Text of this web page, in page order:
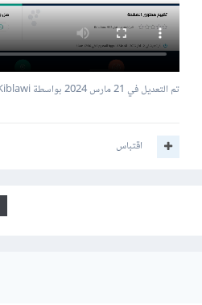
تم التعديل في 21 مارس 2024 بواسطة Mohammad Kiblawi
اقتباس